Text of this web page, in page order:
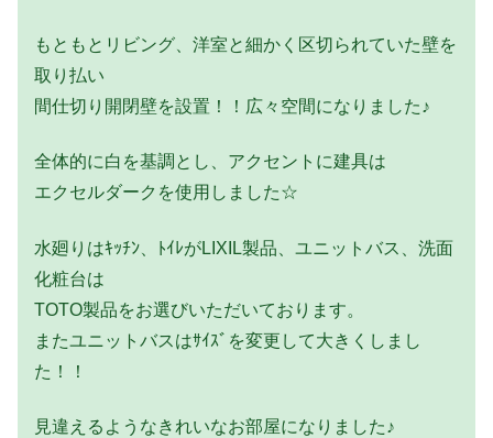
もともとリビング、洋室と細かく区切られていた壁を
取り払い
間仕切り開閉壁を設置！！広々空間になりました♪
全体的に白を基調とし、アクセントに建具は
エクセルダークを使用しました☆
水廻りはｷｯﾁﾝ、ﾄｲﾚがLIXIL製品、ユニットバス、洗面
化粧台は
TOTO製品をお選びいただいております。
またユニットバスはｻｲｽﾞを変更して大きくしまし
た！！
見違えるようなきれいなお部屋になりました♪